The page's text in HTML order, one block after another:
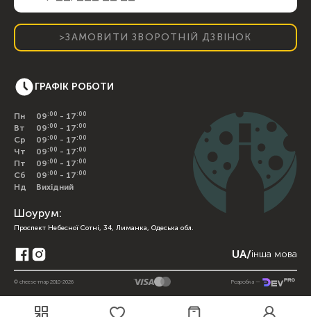
>ЗАМОВИТИ ЗВОРОТНІЙ ДЗВІНОК
ГРАФІК РОБОТИ
Пн 09 :00 - 17 :00
Вт 09 :00 - 17 :00
Ср 09 :00 - 17 :00
Чт 09 :00 - 17 :00
Пт 09 :00 - 17 :00
Сб 09 :00 - 17 :00
Нд Вихідний
Шоурум:
Проспект Небесної Сотні, 34, Лиманка, Одеська обл.
UA/інша мова
© cheese-map 2010-2026 Розробка —